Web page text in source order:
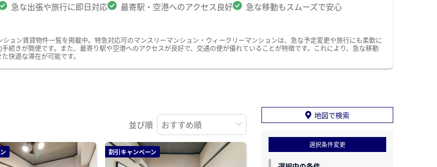
急な出張や旅行に即日対応 最寄駅・空港へのアクセス良好 急な移動もスムーズで安心
ョン賃貸物件一覧を掲載中。特急対応可のマンスリーマンション・ウィークリーマンションは、急な予定変更や旅行にも柔軟に
続きが簡便です。また、最寄り駅や空港へのアクセスが良好で、交通の便が優れていることが特徴です。これにより、急な移動
快適な滞在が可能です。
並び順
割引キャンペーン
地図で検索
選択条件変更